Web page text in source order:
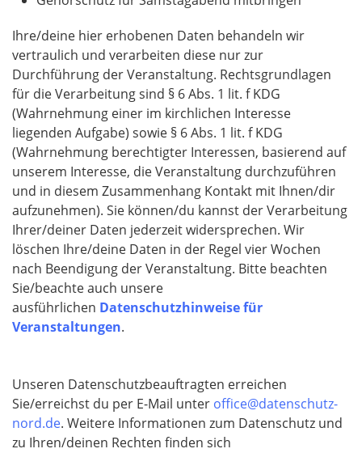
Ihre/deine hier erhobenen Daten behandeln wir
vertraulich und verarbeiten diese nur zur
Durchführung der Veranstaltung. Rechtsgrundlagen
für die Verarbeitung sind § 6 Abs. 1 lit. f KDG
(Wahrnehmung einer im kirchlichen Interesse
liegenden Aufgabe) sowie § 6 Abs. 1 lit. f KDG
(Wahrnehmung berechtigter Interessen, basierend auf
unserem Interesse, die Veranstaltung durchzuführen
und in diesem Zusammenhang Kontakt mit Ihnen/dir
aufzunehmen). Sie können/du kannst der Verarbeitung
Ihrer/deiner Daten jederzeit widersprechen. Wir
löschen Ihre/deine Daten in der Regel vier Wochen
nach Beendigung der Veranstaltung. Bitte beachten
Sie/beachte auch unsere
ausführlichen Datenschutzhinweise für
Veranstaltungen.
Unseren Datenschutzbeauftragten erreichen
Sie/erreichst du per E-Mail unter office@datenschutz-
nord.de. Weitere Informationen zum Datenschutz und
zu Ihren/deinen Rechten finden sich